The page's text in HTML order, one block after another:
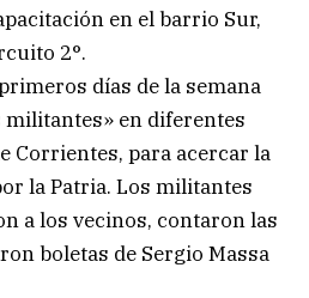
en el barrio Sur,
2°.
días de la semana
militantes» en diferentes
Corrientes, para acercar la
la Patria. Los militantes
a los vecinos, contaron las
boletas de Sergio Massa